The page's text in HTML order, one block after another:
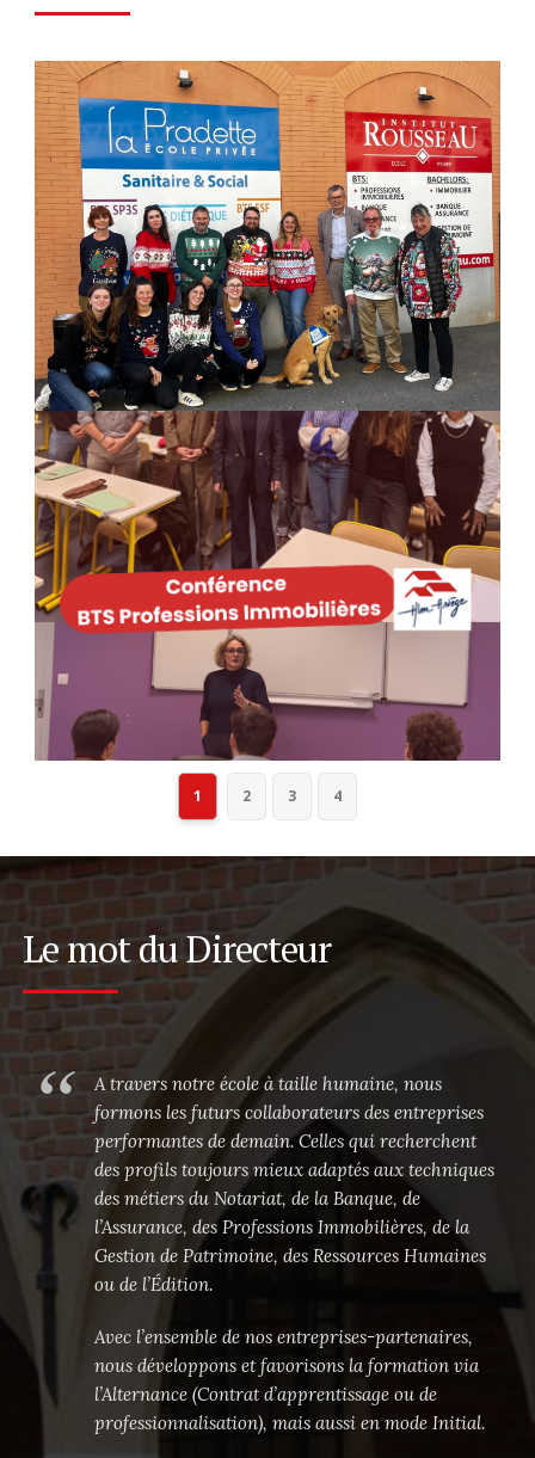
Les dernières Actualités
Le mot du Directeur
A travers notre école à taille humaine, nous
formons les futurs collaborateurs des entreprises
performantes de demain. Celles qui recherchent
des profils toujours mieux adaptés aux techniques
des métiers du Notariat, de la Banque, de
l’Assurance, des Professions Immobilières, de la
Gestion de Patrimoine, des Ressources Humaines
ou de l’Édition.
Avec l’ensemble de nos entreprises-partenaires,
nous développons et favorisons la formation via